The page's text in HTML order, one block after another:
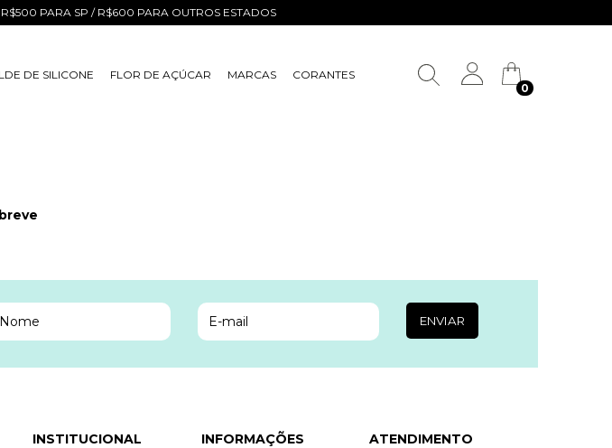
PARA SP / R$600 PARA OUTROS ESTADOS
DE SILICONE FLOR DE AÇÚCAR MARCAS
CORANTES
0
INSTITUCIONAL INFORMAÇÕES
ATENDIMENTO